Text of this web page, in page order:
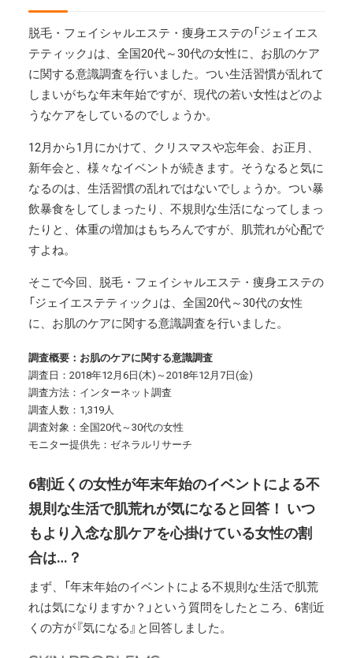
脱毛・フェイシャルエステ・痩身エステの「ジェイエス
テティック」は、全国20代～30代の女性に、お肌のケア
に関する意識調査を行いました。つい生活習慣が乱れて
しまいがちな年末年始ですが、現代の若い女性はどのよ
うなケアをしているのでしょうか。
12月から1月にかけて、クリスマスや忘年会、お正月、
新年会と、様々なイベントが続きます。そうなると気に
なるのは、生活習慣の乱れではないでしょうか。つい暴
飲暴食をしてしまったり、不規則な生活になってしまっ
たりと、体重の増加はもちろんですが、肌荒れが心配で
すよね。
そこで今回、脱毛・フェイシャルエステ・痩身エステの
「ジェイエステティック」は、全国20代～30代の女性
に、お肌のケアに関する意識調査を行いました。
調査概要：お肌のケアに関する意識調査
調査日：2018年12月6日(木)～2018年12月7日(金)
調査方法：インターネット調査
調査人数：1,319人
調査対象：全国20代～30代の女性
モニター提供先：ゼネラルリサーチ
6割近くの女性が年末年始のイベントによる不
規則な生活で肌荒れが気になると回答！ いつ
もより入念な肌ケアを心掛けている女性の割
合は…？
まず、「年末年始のイベントによる不規則な生活で肌荒
れは気になりますか？」という質問をしたところ、6割近
くの方が『気になる』と回答しました。